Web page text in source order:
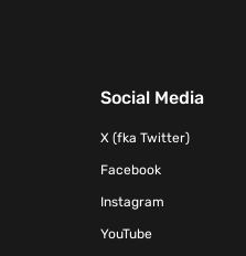
Social Media
X (fka Twitter)
Facebook
Instagram
YouTube